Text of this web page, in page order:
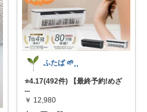
ふたば 🌱⸒⸒
⭐️4.17(492件) 【最終予約!めざ
...
￥ 12,980